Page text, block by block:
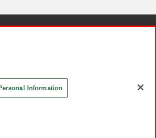
Information